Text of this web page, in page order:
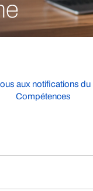
aux notifications du
Compétences